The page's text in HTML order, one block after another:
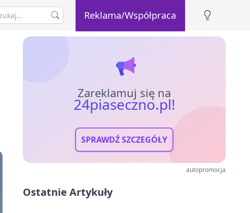
Reklama/Współpraca
Zareklamuj się na
24piaseczno.pl!
SPRAWDŹ SZCZEGÓŁY
autopromocja
Ostatnie Artykuły